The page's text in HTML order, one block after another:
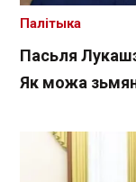
Пасьля
Як можа
Палітыка